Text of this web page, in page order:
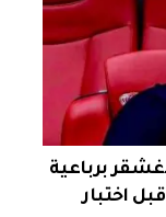
برباعية
اختبار